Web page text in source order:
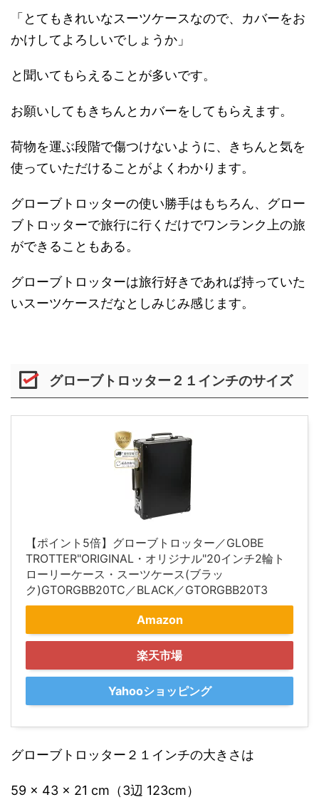
「とてもきれいなスーツケースなので、カバーをお
かけしてよろしいでしょうか」
と聞いてもらえることが多いです。
お願いしてもきちんとカバーをしてもらえます。
荷物を運ぶ段階で傷つけないように、きちんと気を
使っていただけることがよくわかります。
グローブトロッターの使い勝手はもちろん、グロー
ブトロッターで旅行に行くだけでワンランク上の旅
ができることもある。
グローブトロッターは旅行好きであれば持っていた
いスーツケースだなとしみじみ感じます。
グローブトロッター２１インチのサイズ
【ポイント5倍】グローブトロッター／GLOBE
TROTTER"ORIGINAL・オリジナル"20インチ2輪ト
ローリーケース・スーツケース(ブラッ
ク)GTORGBB20TC／BLACK／GTORGBB20T3
Amazon
楽天市場
Yahooショッピング
グローブトロッター２１インチの大きさは
59 × 43 × 21 cm（3辺 123cm）